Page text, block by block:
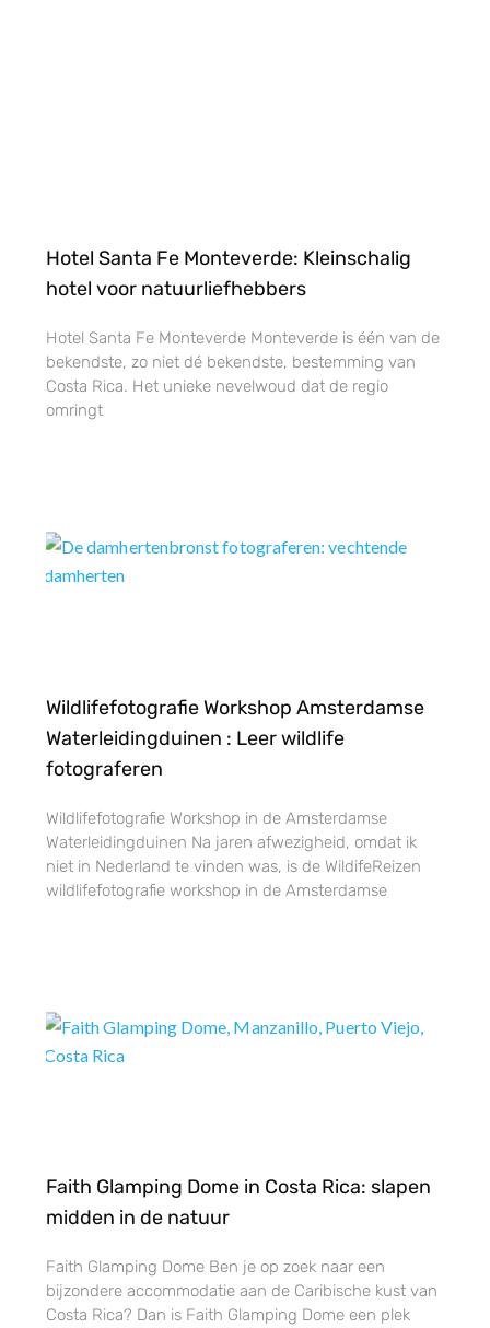
Hotel Santa Fe Monteverde: Kleinschalig
hotel voor natuurliefhebbers
Hotel Santa Fe Monteverde Monteverde is één van de
bekendste, zo niet dé bekendste, bestemming van
Costa Rica. Het unieke nevelwoud dat de regio
omringt
Wildlifefotografie Workshop Amsterdamse
Waterleidingduinen : Leer wildlife
fotograferen
Wildlifefotografie Workshop in de Amsterdamse
Waterleidingduinen Na jaren afwezigheid, omdat ik
niet in Nederland te vinden was, is de WildifeReizen
wildlifefotografie workshop in de Amsterdamse
Faith Glamping Dome in Costa Rica: slapen
midden in de natuur
Faith Glamping Dome Ben je op zoek naar een
bijzondere accommodatie aan de Caribische kust van
Costa Rica? Dan is Faith Glamping Dome een plek